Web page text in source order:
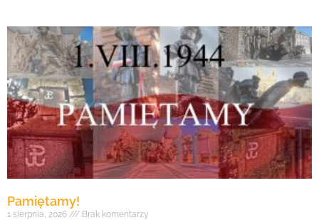
Pamiętamy!
1 sierpnia, 2026 Brak komentarzy